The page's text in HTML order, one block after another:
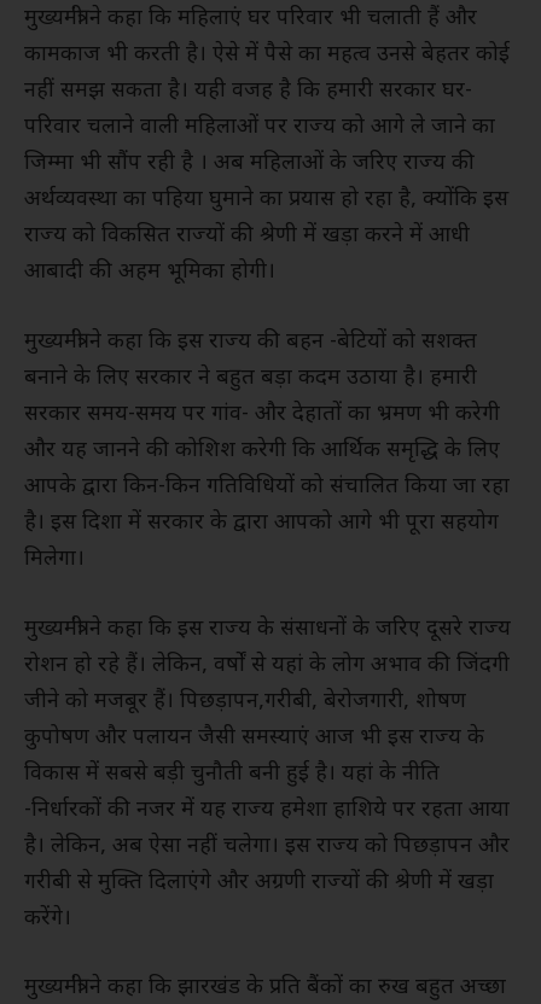
मुख्यमंत्री ने कहा कि महिलाएं घर परिवार भी चलाती हैं और
कामकाज भी करती है। ऐसे में पैसे का महत्व उनसे बेहतर कोई
नहीं समझ सकता है। यही वजह है कि हमारी सरकार घर-
परिवार चलाने वाली महिलाओं पर राज्य को आगे ले जाने का
जिम्मा भी सौंप रही है । अब महिलाओं के जरिए राज्य की
अर्थव्यवस्था का पहिया घुमाने का प्रयास हो रहा है, क्योंकि इस
राज्य को विकसित राज्यों की श्रेणी में खड़ा करने में आधी
आबादी की अहम भूमिका होगी।
मुख्यमंत्री ने कहा कि इस राज्य की बहन -बेटियों को सशक्त
बनाने के लिए सरकार ने बहुत बड़ा कदम उठाया है। हमारी
सरकार समय-समय पर गांव- और देहातों का भ्रमण भी करेगी
और यह जानने की कोशिश करेगी कि आर्थिक समृद्धि के लिए
आपके द्वारा किन-किन गतिविधियों को संचालित किया जा रहा
है। इस दिशा में सरकार के द्वारा आपको आगे भी पूरा सहयोग
मिलेगा।
मुख्यमंत्री ने कहा कि इस राज्य के संसाधनों के जरिए दूसरे राज्य
रोशन हो रहे हैं। लेकिन, वर्षों से यहां के लोग अभाव की जिंदगी
जीने को मजबूर हैं। पिछड़ापन,गरीबी, बेरोजगारी, शोषण
कुपोषण और पलायन जैसी समस्याएं आज भी इस राज्य के
विकास में सबसे बड़ी चुनौती बनी हुई है। यहां के नीति
-निर्धारकों की नजर में यह राज्य हमेशा हाशिये पर रहता आया
है। लेकिन, अब ऐसा नहीं चलेगा। इस राज्य को पिछड़ापन और
गरीबी से मुक्ति दिलाएंगे और अग्रणी राज्यों की श्रेणी में खड़ा
करेंगे।
मुख्यमंत्री ने कहा कि झारखंड के प्रति बैंकों का रुख बहुत अच्छा